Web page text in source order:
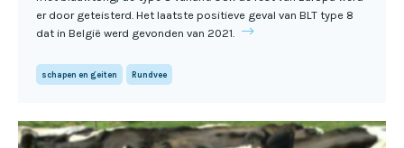
er door geteisterd. Het laatste positieve geval van BLT type 8
dat in België werd gevonden van 2021.
schapen en geiten Rundvee